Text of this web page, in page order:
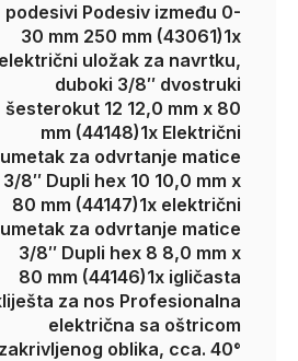
podesivi Podesiv između 0-
30 mm 250 mm (43061)1x
električni uložak za navrtku,
duboki 3/8″ dvostruki
šesterokut 12 12,0 mm x 80
mm (44148)1x Električni
umetak za odvrtanje matice
3/8″ Dupli hex 10 10,0 mm x
80 mm (44147)1x električni
umetak za odvrtanje matice
3/8″ Dupli hex 8 8,0 mm x
80 mm (44146)1x igličasta
za nos Profesionalna
električna sa oštricom
zakrivljenog oblika, cca. 40°